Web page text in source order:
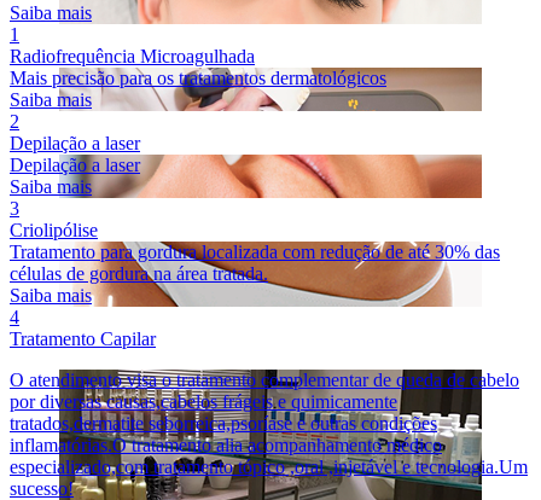
Saiba mais
1
Radiofrequência Microagulhada
Mais precisão para os tratamentos dermatológicos
Saiba mais
2
Depilação a laser
Depilação a laser
Saiba mais
3
Criolipólise
Tratamento para gordura localizada com redução de até 30% das
células de gordura na área tratada.
Saiba mais
4
Tratamento Capilar
O atendimento visa o tratamento complementar de queda de cabelo
por diversas causas,cabelos frágeis e quimicamente
tratados,dermatite seborreica,psoríase e outras condições
inflamatórias.O tratamento alia acompanhamento médico
especializado,com tratamento tópico ,oral ,injetável e tecnologia.Um
sucesso!